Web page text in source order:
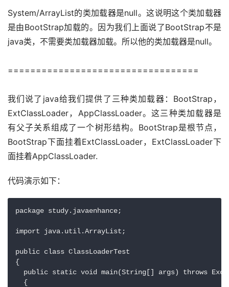
System/ArrayList的类加载器是null。这说明这个类加载器
是由BootStrap加载的。因为我们上面说了BootStrap不是
java类，不需要类加载器加载。所以他的类加载器是null。
==================================
我们说了java给我们提供了三种类加载器：BootStrap，
ExtClassLoader，AppClassLoader。这三种类加载器是
有父子关系组成了一个树形结构。BootStrap是根节点，
BootStrap下面挂着ExtClassLoader，ExtClassLoader下
面挂着AppClassLoader.
代码演示如下：
package study.javaenhance;
import java.util.ArrayList;
public class ClassLoaderTest
{
public static void main(String[] args) throws
  {